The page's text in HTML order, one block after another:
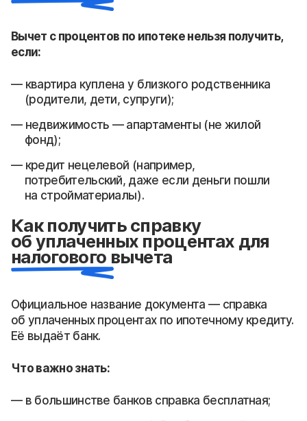
Вычет с процентов по ипотеке нельзя получить,
если:
квартира куплена у близкого родственника
(родители, дети, супруги);
недвижимость — апартаменты (не жилой
фонд);
кредит нецелевой (например,
потребительский, даже если деньги пошли
на стройматериалы).
Как получить справку
об уплаченных процентах для
налогового вычета
Официальное название документа — справка
об уплаченных процентах по ипотечному кредиту.
Её выдаёт банк.
Что важно знать:
в большинстве банков справка бесплатная;